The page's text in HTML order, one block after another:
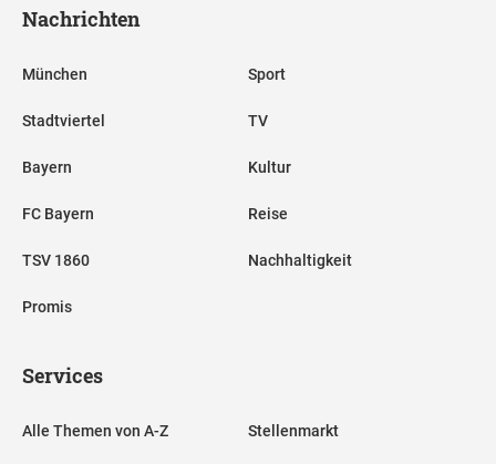
Nachrichten
München
Stadtviertel
Bayern
FC Bayern
TSV 1860
Promis
Sport
TV
Kultur
Reise
Nachhaltigkeit
Services
Alle Themen von A-Z Stellenmarkt